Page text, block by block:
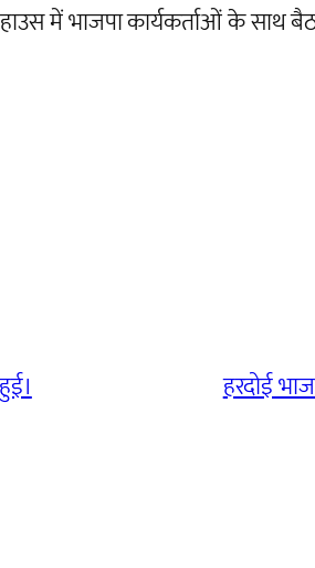
में भाजपा कार्यकर्ताओं के
हरदोई